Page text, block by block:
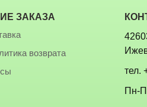
ЗАКАЗА
возврата
тел.
Пн-